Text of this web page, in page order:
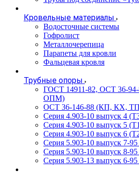
Кровельные материалы
Водосточные системы
Гофролист
Металлочерепица
Парапеты для кровли
Фальцевая кровля
Трубные опоры
ГОСТ 14911-82, ОСТ 36-
ОПМ)
ОСТ 36-146-88 (КП, КХ,
Серия 4.903-10 выпуск 4
Серия 4.903-10 выпуск 5
Серия 4.903-10 выпуск 6
Серия 5.903-10 выпуск 7-
Серия 5.903-10 выпуск 8-
Серия 5.903-13 выпуск 6-